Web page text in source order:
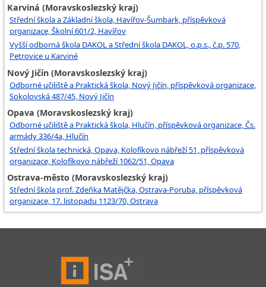
Karviná (Moravskoslezský kraj)
Střední škola a Základní škola, Havířov-Šumbark, příspěvková
organizace, Školní 601/2, Havířov
Vyšší odborná škola DAKOL a Střední škola DAKOL, o.p.s., č.p. 570,
Petrovice u Karviné
Nový Jičín (Moravskoslezský kraj)
Odborné učiliště a Praktická škola, Nový Jičín, příspěvková organizace,
Sokolovská 487/45, Nový Jičín
Opava (Moravskoslezský kraj)
Odborné učiliště a Praktická škola, Hlučín, příspěvková organizace, Čs.
armády 336/4a, Hlučín
Střední škola technická, Opava, Kolofíkovo nábřeží 51, příspěvková
organizace, Kolofíkovo nábřeží 1062/51, Opava
Ostrava-město (Moravskoslezský kraj)
Střední škola prof. Zdeňka Matějčka, Ostrava-Poruba, příspěvková
organizace, 17. listopadu 1123/70, Ostrava